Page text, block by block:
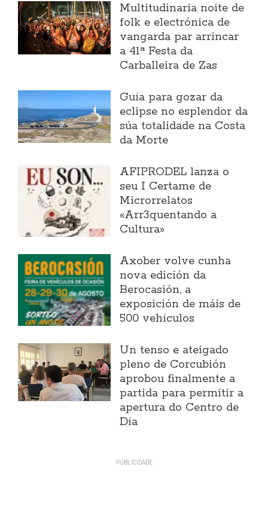
Multitudinaria noite de
folk e electrónica de
vangarda par arrincar
a 41ª Festa da
Carballeira de Zas
Guía para gozar da
eclipse no esplendor da
súa totalidade na Costa
da Morte
AFIPRODEL lanza o
seu I Certame de
Microrrelatos
«Arr3quentando a
Cultura»
Axober volve cunha
nova edición da
Berocasión, a
exposición de máis de
500 vehículos
Un tenso e ateigado
pleno de Corcubión
aprobou finalmente a
partida para permitir a
apertura do Centro de
Día